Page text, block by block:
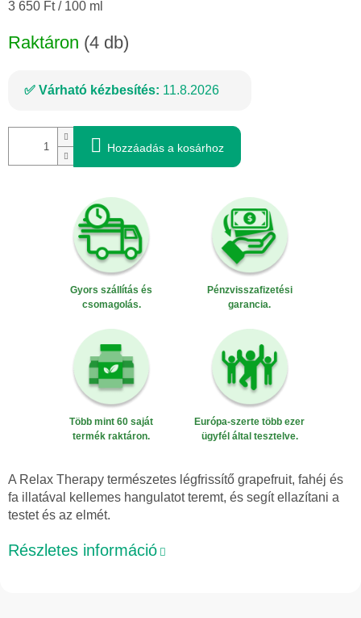
Egységár:
3 650 Ft / 100 ml
Raktáron (4 db)
Várható kézbesítés: 11.8.2026
Hozzáadás a kosárhoz
Gyors szállítás és
csomagolás.
Pénzvisszafizetési
garancia.
Több mint 60 saját
termék raktáron.
Európa-szerte több ezer
ügyfél által tesztelve.
A Relax Therapy természetes légfrissítő grapefruit, fahéj és
fa illatával kellemes hangulatot teremt, és segít ellazítani a
testet és az elmét.
Részletes információ